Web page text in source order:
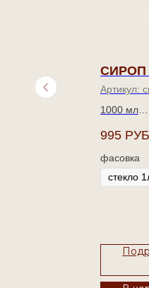
СИРОП
Артикул:
1000 мл
Обладает
ароматом
995
фасовка